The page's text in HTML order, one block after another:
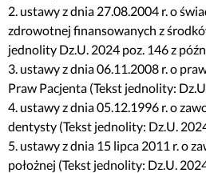
2. ustawy z dnia 27.08.2004 r. o
zdrowotnej finansowanych z
jednolity Dz.U. 2024 poz. 146 z
3. ustawy z dnia 06.11.2008 r. o
Praw Pacjenta (Tekst jednolity:
4. ustawy z dnia 05.12.1996 r. o
dentysty (Tekst jednolity: Dz.U.
5. ustawy z dnia 15 lipca 2011 r. o
położnej (Tekst jednolity: Dz.U.